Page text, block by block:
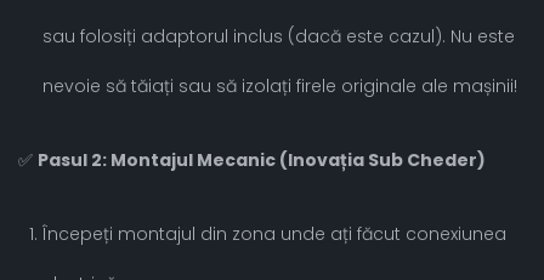
sau folosiți adaptorul inclus (dacă este cazul). Nu este
nevoie să tăiați sau să izolați firele originale ale mașinii!
✅ Pasul 2: Montajul Mecanic (Inovația Sub Cheder)
Începeți montajul din zona unde ați făcut conexiunea